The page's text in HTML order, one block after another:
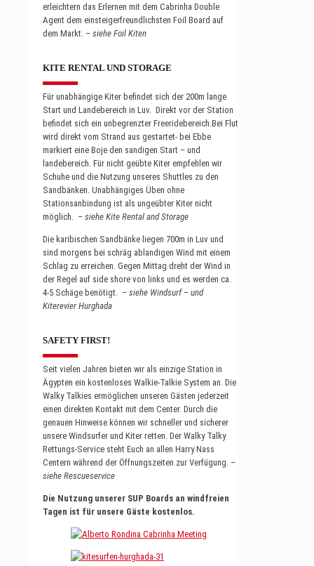
erleichtern das Erlernen mit dem Cabrinha Double
Agent dem einsteigerfreundlichsten Foil Board auf
dem Markt. – siehe Foil Kiten
KITE RENTAL UND STORAGE
Für unabhängige Kiter befindet sich der 200m lange
Start und Landebereich in Luv. Direkt vor der Station
befindet sich ein unbegrenzter Freeridebereich.Bei Flut
wird direkt vom Strand aus gestartet- bei Ebbe
markiert eine Boje den sandigen Start – und
landebereich. Für nicht geübte Kiter empfehlen wir
Schuhe und die Nutzung unseres Shuttles zu den
Sandbänken. Unabhängiges Üben ohne
Stationsanbindung ist als ungeübter Kiter nicht
möglich. – siehe Kite Rental and Storage
Die karibischen Sandbänke liegen 700m in Luv und
sind morgens bei schräg ablandigen Wind mit einem
Schlag zu erreichen. Gegen Mittag dreht der Wind in
der Regel auf side shore von links und es werden ca.
4-5 Schäge benötigt. – siehe Windsurf – und
Kiterevier Hurghada
SAFETY FIRST!
Seit vielen Jahren bieten wir als einzige Station in
Ägypten ein kostenloses Walkie-Talkie System an. Die
Walky Talkies ermöglichen unseren Gästen jederzeit
einen direkten Kontakt mit dem Center. Durch die
genauen Hinweise können wir schneller und sicherer
unsere Windsurfer und Kiter retten. Der Walky Talky
Rettungs-Service steht Euch an allen Harry Nass
Centern während der Öffnungszeiten zur Verfügung. –
siehe Rescueservice
Die Nutzung unserer SUP Boards an windfreien
Tagen ist für unsere Gäste kostenlos.